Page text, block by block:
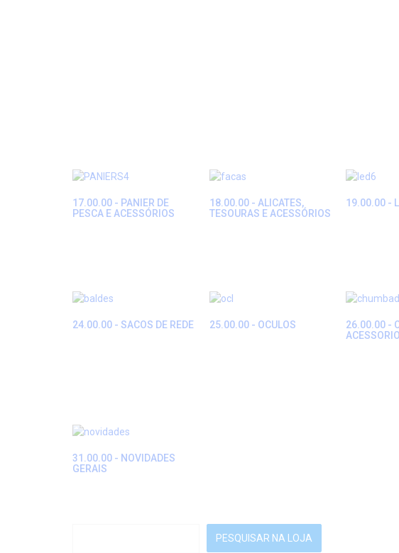
17.00.00 - PANIER DE
PESCA E ACESSÓRIOS
18.00.00 - ALICATES,
TESOURAS E ACESSÓRIOS
19.00.00 -
24.00.00 - SACOS DE REDE 25.00.00 - OCULOS
26.00.00 -
31.00.00 - NOVIDADES
GERAIS